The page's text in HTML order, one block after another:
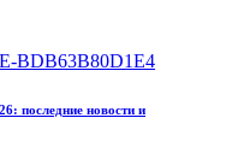
последние новости и